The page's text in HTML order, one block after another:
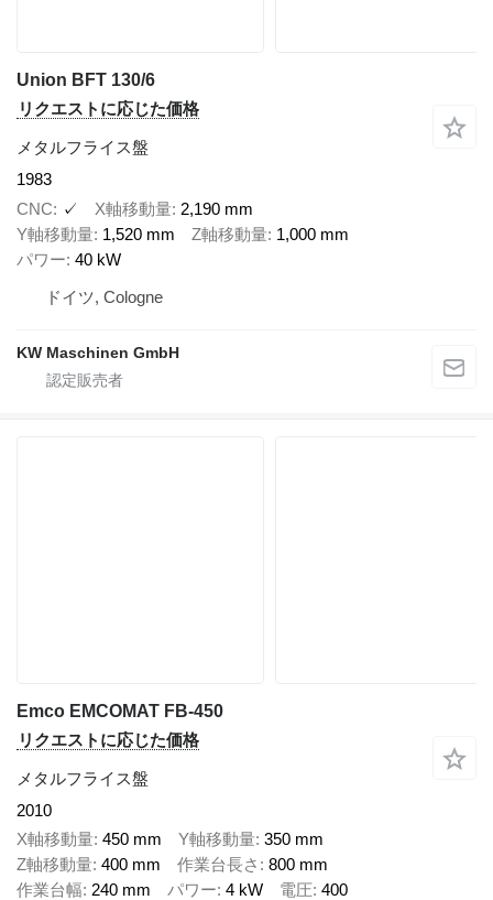
Union BFT 130/6
リクエストに応じた価格
メタルフライス盤
1983
CNC
✓ X軸移動量 2,190 mm
Y軸移動量 1,520 mm Z軸移動量 1,000 mm
パワー 40 kW
ドイツ, Cologne
KW Maschinen GmbH
Emco EMCOMAT FB-450
リクエストに応じた価格
メタルフライス盤
2010
X軸移動量 450 mm Y軸移動量 350 mm
Z軸移動量 400 mm 作業台長さ
800 mm
作業台幅 240 mm パワー 4 kW 電圧 400